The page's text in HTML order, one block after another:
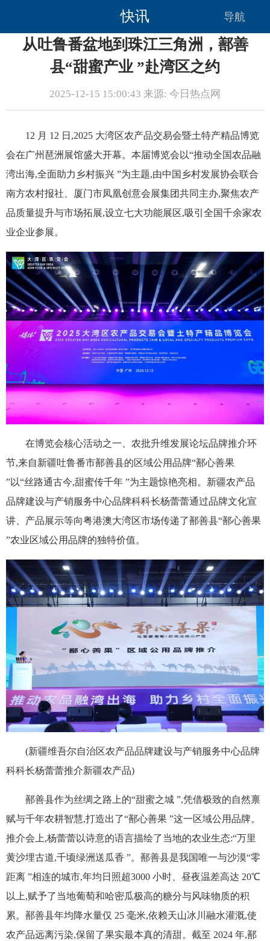
快讯 导航
从吐鲁番盆地到珠江三角洲，鄯善
县“甜蜜产业 ”赴湾区之约
2025-12-15 15:00:43 来源: 今日热点网
12 月 12 日,2025 大湾区农产品交易会暨土特产精品博览
会在广州琶洲展馆盛大开幕。本届博览会以“推动全国农品融
湾出海,全面助力乡村振兴 ”为主题,由中国乡村发展协会联合
南方农村报社、厦门市凤凰创意会展集团共同主办,聚焦农产
品质量提升与市场拓展,设立七大功能展区,吸引全国千余家农
业企业参展。
在博览会核心活动之一、农批升维发展论坛品牌推介环
节,来自新疆吐鲁番市鄯善县的区域公用品牌“鄯心善果
”以“丝路通古今,甜蜜传千年 ”为主题惊艳亮相。新疆农产品
品牌建设与产销服务中心品牌科科长杨蕾蕾通过品牌文化宣
讲、产品展示等向粤港澳大湾区市场传递了鄯善县“鄯心善果
”农业区域公用品牌的独特价值。
(新疆维吾尔自治区农产品品牌建设与产销服务中心品牌
科科长杨蕾蕾推介新疆农产品)
鄯善县作为丝绸之路上的“甜蜜之城 ”,凭借极致的自然禀
赋与千年农耕智慧,打造出了“鄯心善果 ”这一区域公用品牌。
推介会上,杨蕾蕾以诗意的语言描绘了当地的农业生态:“万里
黄沙埋古道,千顷绿洲送瓜香 ”。鄯善县是我国唯一与沙漠“零
距离 ”相连的城市,年均日照超3000 小时、昼夜温差高达 20℃
以上,赋予了当地葡萄和哈密瓜极高的糖分与风味物质的积
累。鄯善县年均降水量仅 25 毫米,依赖天山冰川融水灌溉,使
农产品远离污染,保留了果实最本真的清甜。截至 2024 年,鄯